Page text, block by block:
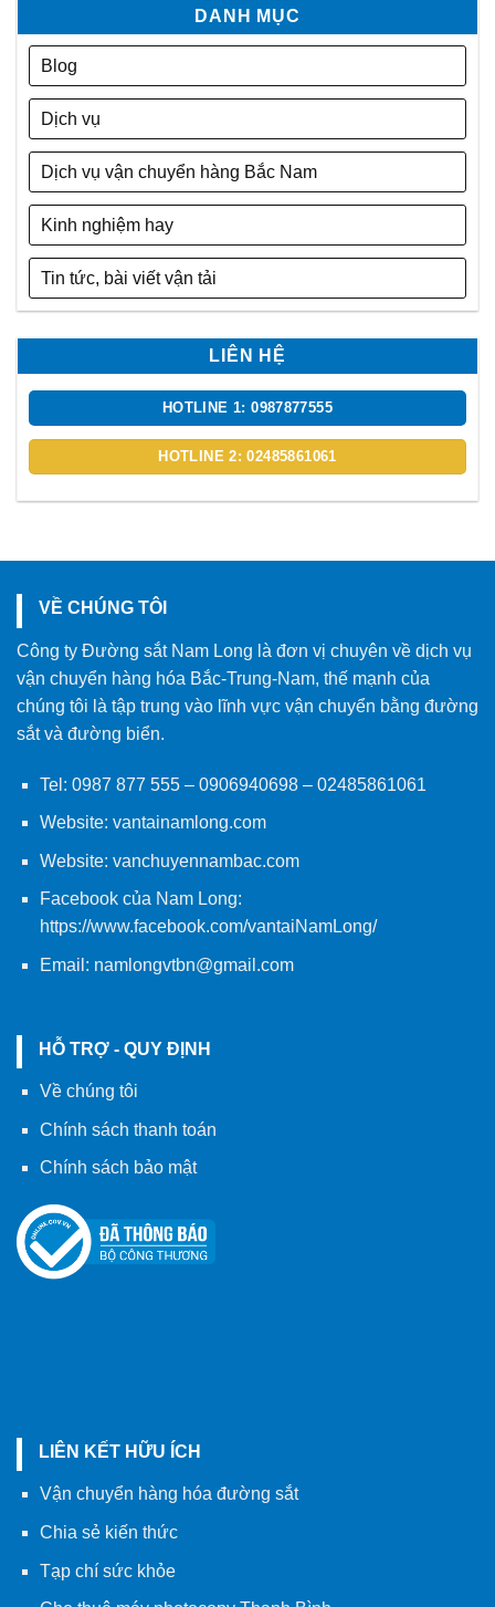
DANH MỤC
Blog
Dịch vụ
Dịch vụ vận chuyển hàng Bắc Nam
Kinh nghiệm hay
Tin tức, bài viết vận tải
LIÊN HỆ
HOTLINE 1: 0987877555
HOTLINE 2: 02485861061
VỀ CHÚNG TÔI
Công ty Đường sắt Nam Long là đơn vị chuyên về dịch vụ
vận chuyển hàng hóa Bắc-Trung-Nam, thế mạnh của
chúng tôi là tập trung vào lĩnh vực vận chuyển bằng đường
sắt và đường biển.
Tel: 0987 877 555– 0906940698– 02485861061
Website: vantainamlong.com
Website: vanchuyennambac.com
Facebook của Nam Long:
https://www.facebook.com/vantaiNamLong/
Email: namlongvtbn@gmail.com
HỖ TRỢ - QUY ĐỊNH
Về chúng tôi
Chính sách thanh toán
Chính sách bảo mật
LIÊN KẾT HỮU ÍCH
Vận chuyển hàng hóa đường sắt
Chia sẻ kiến thức
Tạp chí sức khỏe